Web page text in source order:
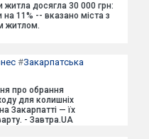
житла досягла 30 000 грн:
на 11% -- вказано міста з
житлом.
#Закарпатська
про обрання
для колишніх
Закарпатті — їх
- Завтра.UA